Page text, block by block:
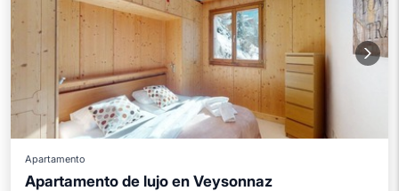
Apartamento
Apartamento de lujo en Veysonnaz